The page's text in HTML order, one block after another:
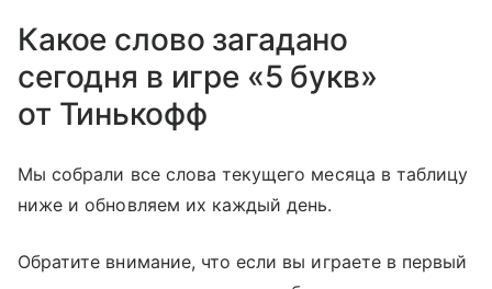
Какое слово загадано
сегодня в игре «5 букв»
от Тинькофф
Мы собрали все слова текущего месяца в таблицу
ниже и обновляем их каждый день.
Обратите внимание, что если вы играете в первый